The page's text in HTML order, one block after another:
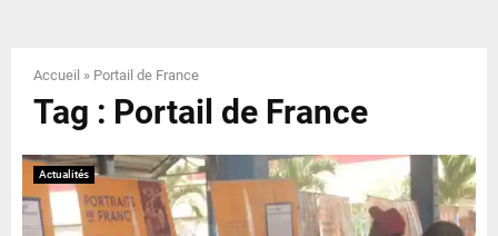
N
U
Accueil » Portail de France
Tag : Portail de France
Actualités